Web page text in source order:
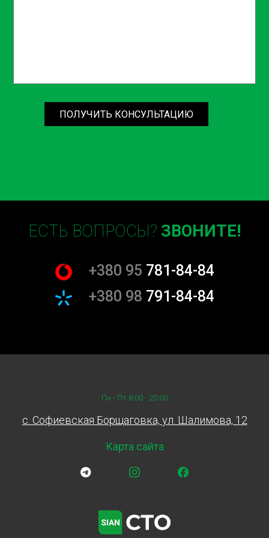
телефону, указанному на нашем сайте, или оставить
заявку онлайн. Наши менеджеры с радостью ответят на
получаете высококачественное обслуживание, заботу
о вашем автомобиле и уверенность в его надежности.
профессиональности и бережном отношении к
каждому клиенту. Позаботьтесь о своем автомобиле,
замените жидкость АКПП на СТО Sian на Борщаговке!
ПОЛУЧИТЬ КОНСУЛЬТАЦИЮ
ЕСТЬ ВОПРОСЫ? ЗВОНИТЕ!
+380 95 781-84-84
+380 98 791-84-84
Пн - Пт 8:00 - 20:00
c. Софиевская Борщаговка, ул. Шалимова, 12
Карта сайта